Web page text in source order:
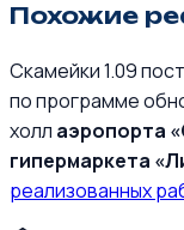
Похожие
Скамейки 1.09
по программе
холл аэропорта
гипермаркета
реализованных